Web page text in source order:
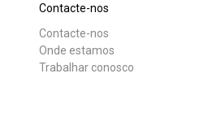
Contacte-nos
Contacte-nos
Onde estamos
Trabalhar conosco